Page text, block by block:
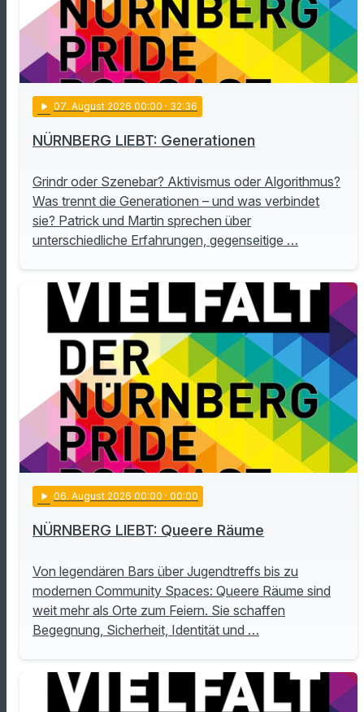
play_arrow 07. August 2026 00:00 · 32:36
NÜRNBERG LIEBT: Generationen
Grindr oder Szenebar? Aktivismus oder Algorithmus?
Was trennt die Generationen – und was verbindet
sie? Patrick und Martin sprechen über
unterschiedliche Erfahrungen, gegenseitige …
play_arrow 06. August 2026 00:00 · 00:00
NÜRNBERG LIEBT: Queere Räume
Von legendären Bars über Jugendtreffs bis zu
modernen Community Spaces: Queere Räume sind
weit mehr als Orte zum Feiern. Sie schaffen
Begegnung, Sicherheit, Identität und …